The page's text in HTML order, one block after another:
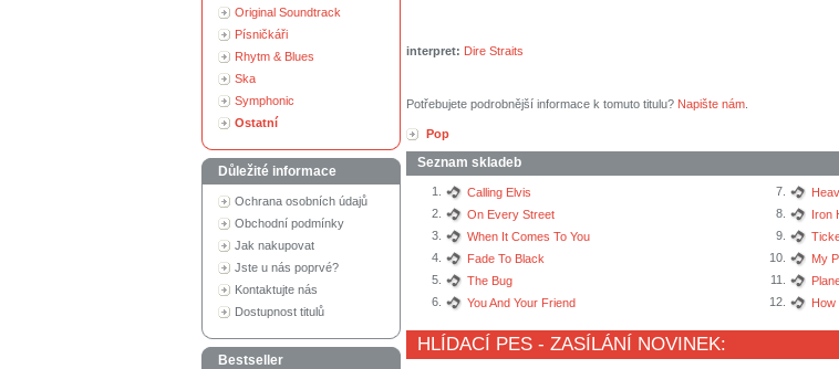
Original Soundtrack
Písničkáři
Rhytm & Blues
Ska
Symphonic
Ostatní
Důležité informace
Ochrana osobních údajů
Obchodní podmínky
Jak nakupovat
Jste u nás poprvé?
Kontaktujte nás
Dostupnost titulů
Bestseller
interpret: Dire Straits
Potřebujete podrobnější informace k tomuto titulu? Napište nám
Pop
Seznam skladeb
1.
Calling Elvis
2.
On Every Street
3.
When It Comes To You
4.
Fade To Black
5.
The Bug
6.
You And Your Friend
7.
8.
Iron
9.
10.
My
11.
12.
How
HLÍDACÍ PES - ZASÍLÁNÍ NOVINEK: